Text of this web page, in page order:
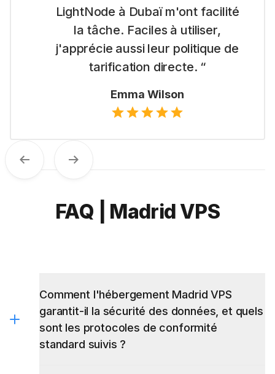
LightNode à Dubaï m'ont facilité
la tâche. Faciles à utiliser,
j'apprécie aussi leur politique de
tarification directe. “
Emma Wilson
Previous Next
FAQ | Madrid VPS
Comment l'hébergement Madrid VPS
garantit-il la sécurité des données, et quels
sont les protocoles de conformité
standard suivis ?